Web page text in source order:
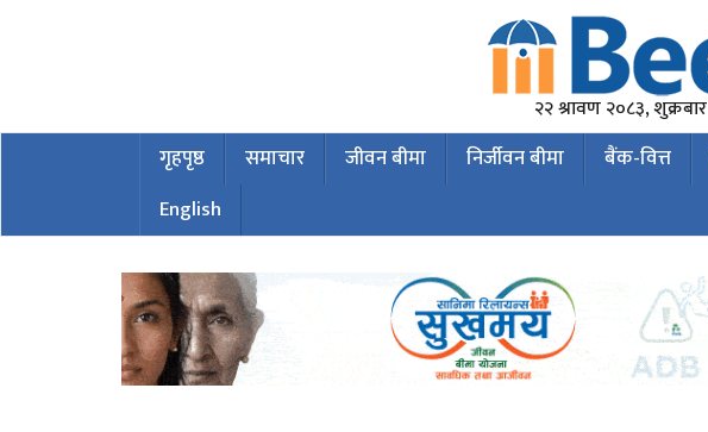
२२ श्रावण २०८३, शुक्रबार
गृहपृष्ठ समाचार जीवन बीमा निर्जीवन बीमा बैंक-वित्त
English